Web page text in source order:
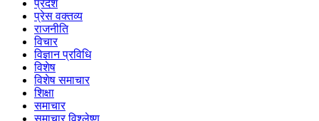
प्रदेश
प्रेस वक्तव्य
राजनीति
विचार
विज्ञान प्रविधि
विशेष
विशेष समाचार
शिक्षा
समाचार
समाचार विश्लेष्ण